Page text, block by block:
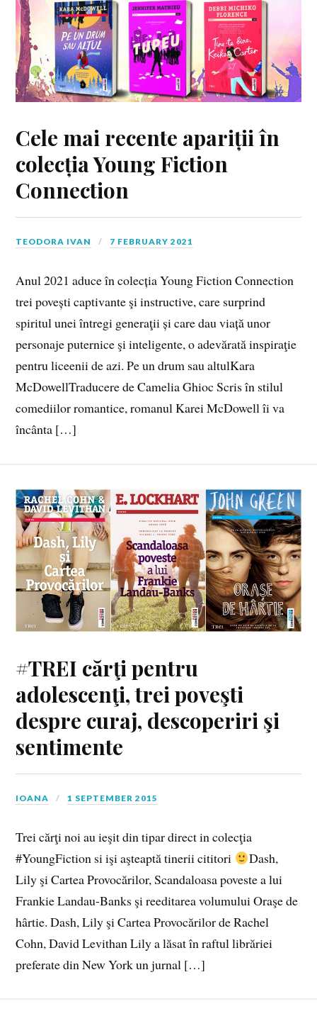
Cele mai recente apariții în
colecția Young Fiction
Connection
TEODORA IVAN 7 FEBRUARY 2021
Anul 2021 aduce în colecția Young Fiction Connection
trei povești captivante şi instructive, care surprind
spiritul unei întregi generaţii și care dau viață unor
personaje puternice şi inteligente, o adevărată inspiraţie
pentru liceenii de azi. Pe un drum sau altulKara
McDowellTraducere de Camelia Ghioc Scris în stilul
comediilor romantice, romanul Karei McDowell îi va
încânta […]
#TREI cărţi pentru
adolescenţi, trei poveşti
despre curaj, descoperiri şi
sentimente
IOANA 1 SEPTEMBER 2015
Trei cărţi noi au ieşit din tipar direct in colecţia
#YoungFiction si işi aşteaptă tinerii cititori
Dash,
Lily şi Cartea Provocărilor, Scandaloasa poveste a lui
Frankie Landau-Banks şi reeditarea volumului Oraşe de
hârtie. Dash, Lily şi Cartea Provocărilor de Rachel
Cohn, David Levithan Lily a lăsat în raftul librăriei
preferate din New York un jurnal […]